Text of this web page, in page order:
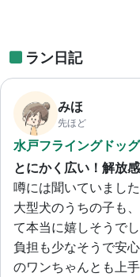
ラン日記
みほ
先ほど
水戸フライングドッ
とにかく広い！解放
噂には聞いていまし
大型犬のうちの子も
て本当に嬉しそうで
負担も少なそうで安
のワンちゃんとも上